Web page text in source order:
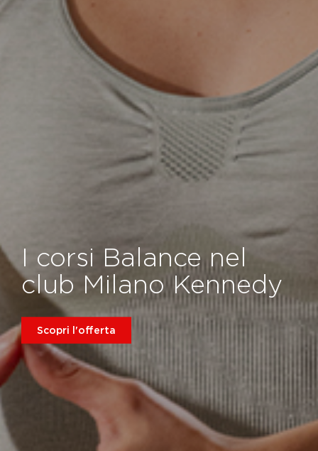
I corsi Balance nel
club Milano Kennedy
Scopri l'offerta